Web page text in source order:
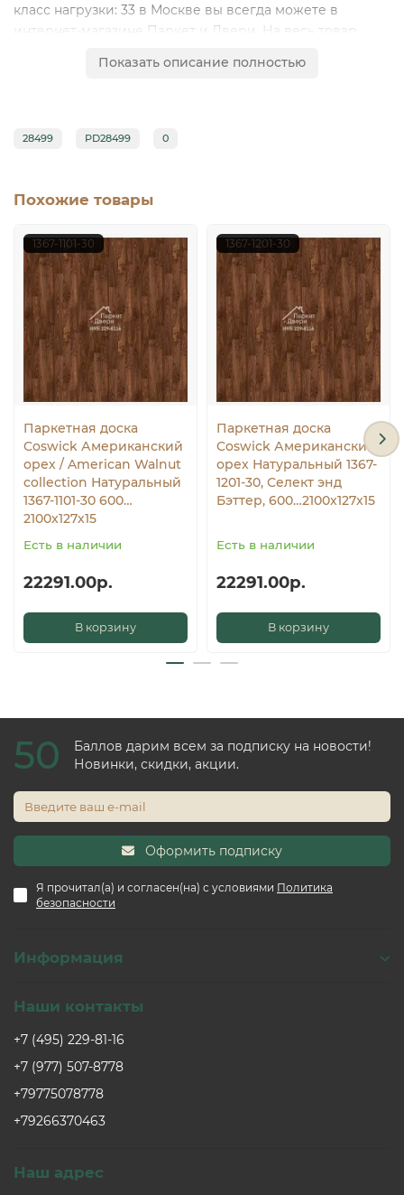
класс нагрузки: 33 в Москве вы всегда можете в
интернет-магазине Паркет и Двери. На весь товар
области осуществляем доставку напольных покрытий.
Показать описание полностью
28499 PD28499 0
Похожие товары
1367-1101-30
Паркетная доска
Coswick Американский
орех / American Walnut
collection Натуральный
1367-1101-30 600…
2100x127x15
Есть в наличии
22291.00р.
В корзину
1367-1201-30
Паркетная доска
Coswick Американский
орех Натуральный 1367-
1201-30, Селект энд
Бэттер, 600…2100x127x15
Есть в наличии
22291.00р.
В корзину
50
Баллов дарим всем за подписку на новости!
Новинки, скидки, акции.
Оформить подписку
Я прочитал(а) и согласен(на) с условиями Политика
безопасности
Информация
Наши контакты
+7 (495) 229-81-16
+7 (977) 507-8778
+79775078778
+79266370463
Наш адрес